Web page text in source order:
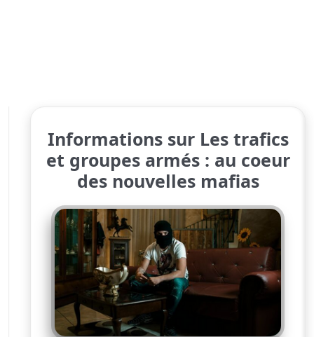
Informations sur Les trafics
et groupes armés : au coeur
des nouvelles mafias